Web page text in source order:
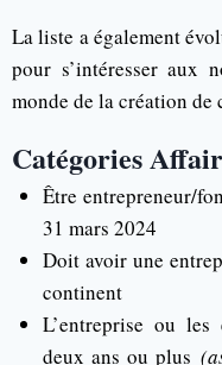
La liste a également
pour s’intéresser aux
monde de la création de
Catégories
Être entrepreneur/
31 mars 2024
Doit avoir une
continent
L’entreprise ou
deux ans ou plus